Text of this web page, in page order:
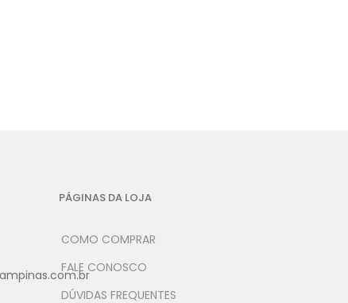
PÁGINAS DA LOJA
COMO COMPRAR
FALE CONOSCO
DÚVIDAS FREQUENTES